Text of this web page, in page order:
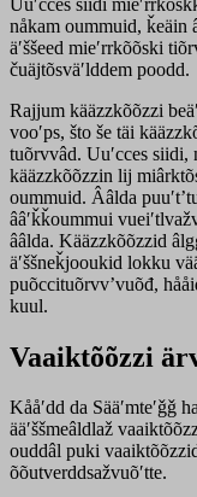
nåkam oummuid, ǩeäin
äʹššeed mieʹrrkõõski
čuäjtõsväʹlddem poodd.
Rajjum kääzzkõõzzi
vooʹps, što še täi
tuõrvvâd. Uuʹcces siidi,
kääzzkõõzzin lij
oummuid. Ââlda
ââʹǩǩoummui
ââlda. Kääzzkõõzzid
äʹššneǩjooukid lokku
puõccituõrvvʼvuõđ,
kuul.
Vaaiktõõzzi
Kååʹdd da Sääʹmteʹǧǧ
ääʹššmeâldlaž
ouddâl puki
õõutverddsažvuõʹtte.